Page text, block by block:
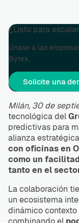
¿Listo para
Únase a las
Bytek.
Solicite una
Milán, 30 de
tecnológica del
predictivas para
alianza
con oficinas en
como un
tanto en el
La colaboración
un ecosistema
dinámico contexto